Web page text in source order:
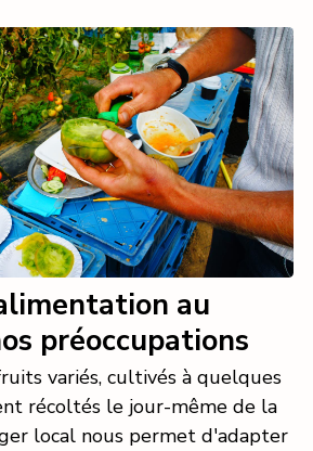
au
préoccupations
variés, cultivés à quelques
récoltés le jour-même de la
local nous permet d'adapter